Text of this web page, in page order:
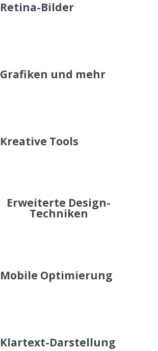
Retina-Bilder
Grafiken und mehr
Kreative Tools
Erweiterte Design-
Techniken
Mobile Optimierung
Klartext-Darstellung